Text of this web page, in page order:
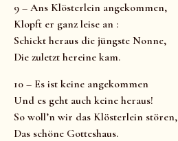
9 – Ans Klösterlein angekommen,
Klopft er ganz leise an :
Schickt heraus die jüngste Nonne,
Die zuletzt hereine kam.
10 – Es ist keine angekommen
Und es geht auch keine heraus!
So woll’n wir das Klösterlein stören,
Das schöne Gotteshaus.